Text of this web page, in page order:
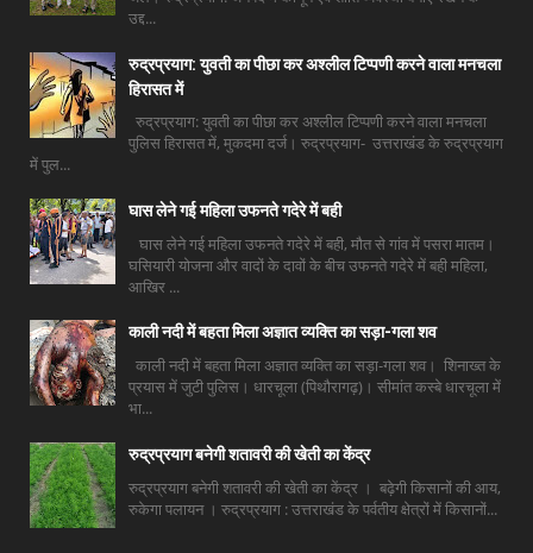
उद्द...
रुद्रप्रयाग: युवती का पीछा कर अश्लील टिप्पणी करने वाला मनचला
हिरासत में
रुद्रप्रयाग: युवती का पीछा कर अश्लील टिप्पणी करने वाला मनचला
पुलिस हिरासत में, मुकदमा दर्ज। रुद्रप्रयाग- उत्तराखंड के रुद्रप्रयाग
में पुल...
घास लेने गई महिला उफनते गदेरे में बही
घास लेने गई महिला उफनते गदेरे में बही, मौत से गांव में पसरा मातम।
घसियारी योजना और वादों के दावों के बीच उफनते गदेरे में बही महिला,
आखिर ...
काली नदी में बहता मिला अज्ञात व्यक्ति का सड़ा-गला शव
काली नदी में बहता मिला अज्ञात व्यक्ति का सड़ा-गला शव। शिनाख्त के
प्रयास में जुटी पुलिस। धारचूला (पिथौरागढ़)। सीमांत कस्बे धारचूला में
भा...
रुद्रप्रयाग बनेगी शतावरी की खेती का केंद्र
रुद्रप्रयाग बनेगी शतावरी की खेती का केंद्र । बढ़ेगी किसानों की आय,
रुकेगा पलायन । रुद्रप्रयाग : उत्तराखंड के पर्वतीय क्षेत्रों में किसानों...